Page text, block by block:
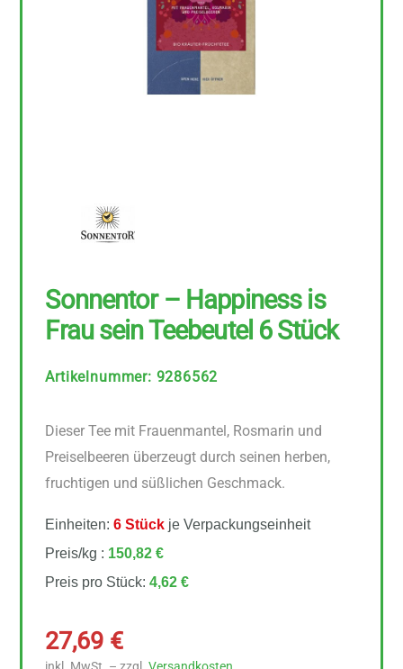
Sonnentor – Happiness is
Frau sein Teebeutel 6 Stück
Artikelnummer: 9286562
Dieser Tee mit Frauenmantel, Rosmarin und
Preiselbeeren überzeugt durch seinen herben,
fruchtigen und süßlichen Geschmack.
Einheiten:6 Stück je Verpackungseinheit
Preis/kg : 150,82 €
Preis pro Stück:4,62 €
27,69 €